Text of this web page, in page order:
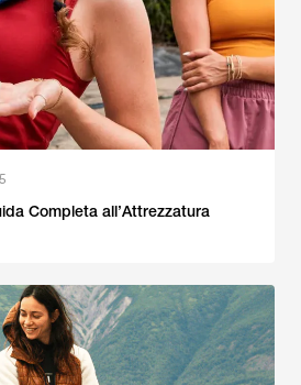
Completa all’Attrezzatura